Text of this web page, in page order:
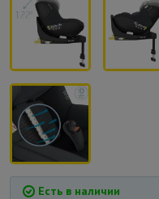
Есть в наличии